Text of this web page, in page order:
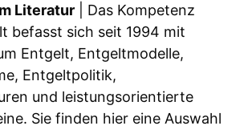
Literatur | Das Kompetenz
befasst sich seit 1994 mit
Entgelt, Entgeltmodelle,
Entgeltpolitik,
und leistungsorientierte
Sie finden hier eine Auswahl